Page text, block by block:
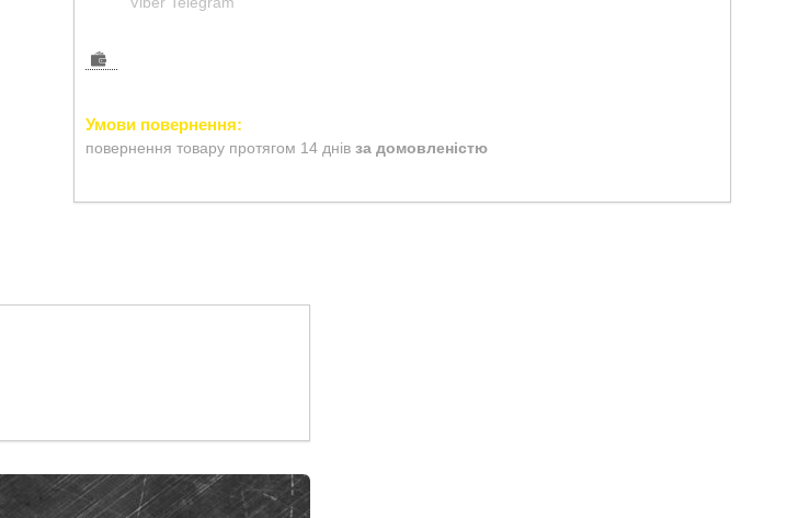
повернення товару протягом 14 днів за домовленістю